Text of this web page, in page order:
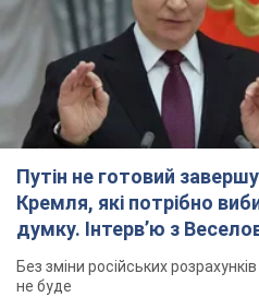
Путін не готовий
Кремля, які потрібно
думку. Інтерв’ю з
Без зміни російських
не буде